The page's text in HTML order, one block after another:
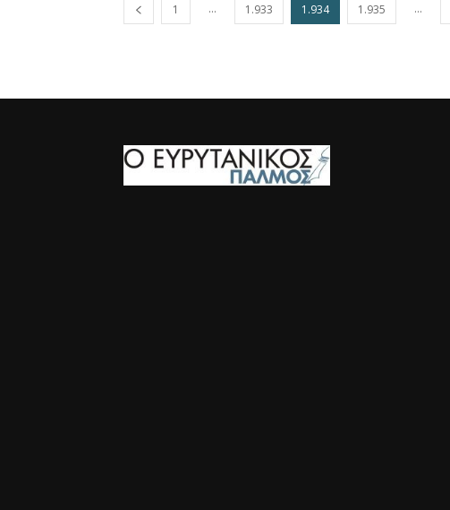
1 ... 1.933 1.934 1.935 ...